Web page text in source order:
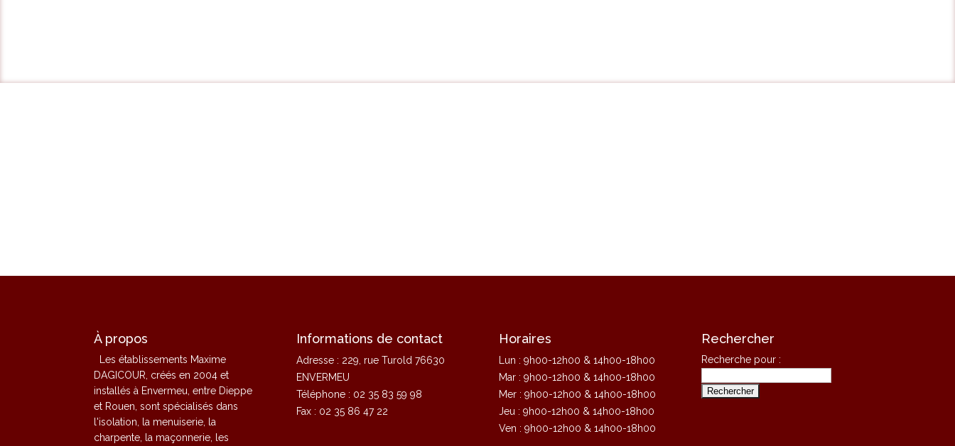
À propos
Les établissements Maxime
DAGICOUR, créés en 2004 et
installés à Envermeu, entre Dieppe
et Rouen, sont spécialisés dans
l'isolation, la menuiserie, la
charpente, la maçonnerie, les
Informations de contact
Adresse : 229, rue Turold 76630
ENVERMEU
Téléphone : 02 35 83 59 98
Fax : 02 35 86 47 22
Horaires
Lun : 9h00-12h00 & 14h00-18h00
Mar : 9h00-12h00 & 14h00-18h00
Mer : 9h00-12h00 & 14h00-18h00
Jeu : 9h00-12h00 & 14h00-18h00
Ven : 9h00-12h00 & 14h00-18h00
Rechercher
Recherche pour :